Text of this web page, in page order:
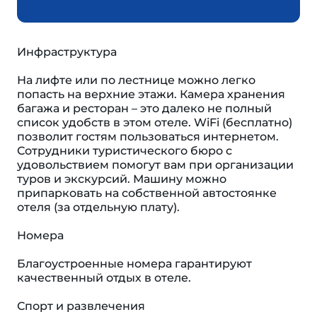
Инфраструктура
На лифте или по лестнице можно легко
попасть на верхние этажи. Камера хранения
багажа и ресторан – это далеко не полный
список удобств в этом отеле. WiFi (бесплатно)
позволит гостям пользоваться интернетом.
Сотрудники туристического бюро с
удовольствием помогут вам при организации
туров и экскурсий. Машину можно
припарковать на собственной автостоянке
отеля (за отдельную плату).
Номера
Благоустроенные номера гарантируют
качественный отдых в отеле.
Спорт и развлечения